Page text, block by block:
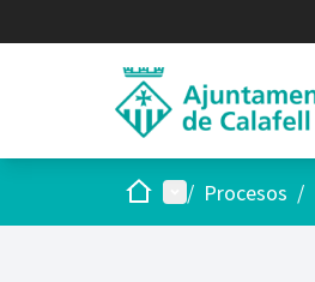
InicioMenú principal
/ Procesos /